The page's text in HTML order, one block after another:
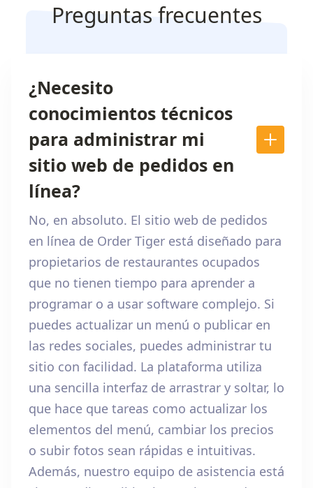
Preguntas frecuentes
¿Necesito
conocimientos técnicos
para administrar mi
sitio web de pedidos en
línea?
No, en absoluto. El sitio web de pedidos
en línea de Order Tiger está diseñado para
propietarios de restaurantes ocupados
que no tienen tiempo para aprender a
programar o a usar software complejo. Si
puedes actualizar un menú o publicar en
las redes sociales, puedes administrar tu
sitio con facilidad. La plataforma utiliza
una sencilla interfaz de arrastrar y soltar, lo
que hace que tareas como actualizar los
elementos del menú, cambiar los precios
o subir fotos sean rápidas e intuitivas.
Además, nuestro equipo de asistencia está